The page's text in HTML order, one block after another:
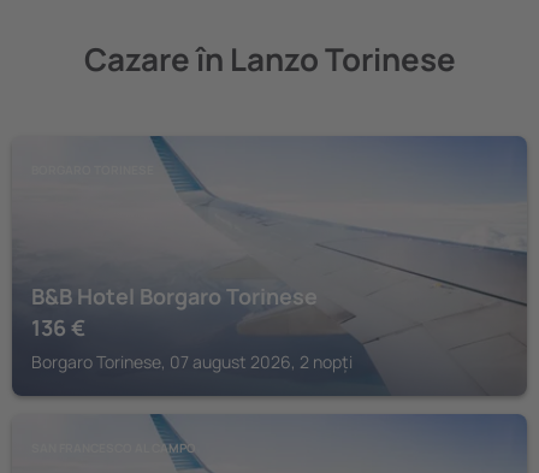
Cazare în Lanzo Torinese
B&B Hotel Borgaro Torinese
136 €
Borgaro Torinese, 07 august 2026, 2 nopți
SAN FRANCESCO AL CAMPO